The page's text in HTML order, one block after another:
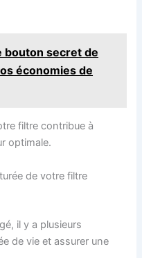
bouton secret de
économies de
filtre contribue à
optimale.
de votre filtre
il y a plusieurs
de vie et assurer une